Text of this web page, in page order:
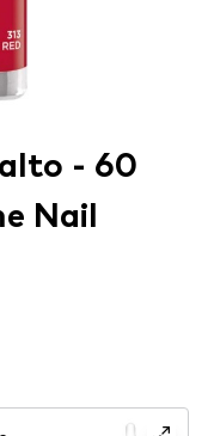
- 60
Nail